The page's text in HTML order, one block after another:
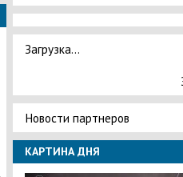
Загрузка...
Новости партнеров
КАРТИНА ДНЯ